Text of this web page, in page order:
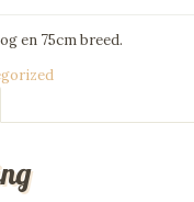
en 75cm breed.